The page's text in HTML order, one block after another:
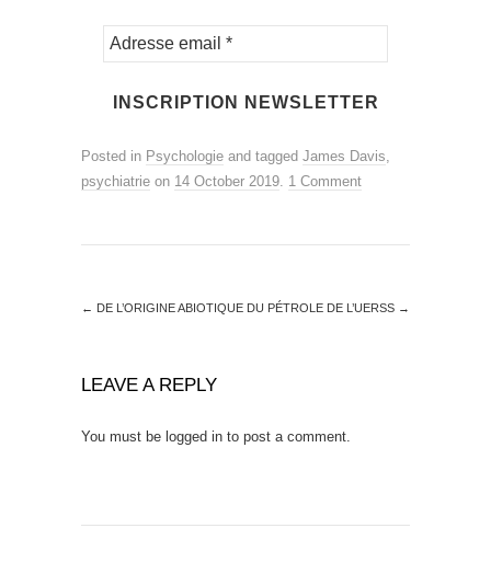
Posted in Psychologie and tagged James Davis,
psychiatrie on 14 October 2019. 1 Comment
← DE L’ORIGINE ABIOTIQUE DU PÉTROLE DE L’UERSS →
LEAVE A REPLY
You must be logged in to post a comment.